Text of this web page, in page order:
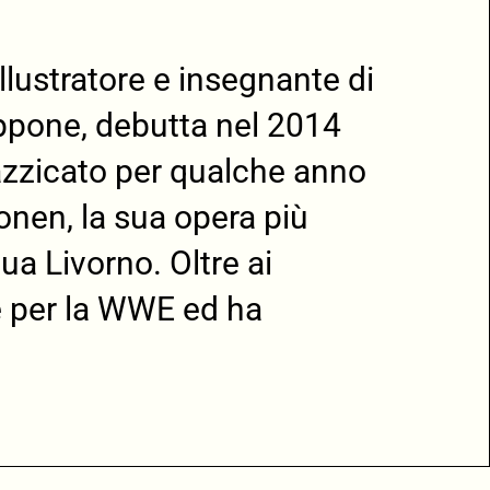
e insegnante di
debutta nel 2014
per qualche anno
la sua opera più
Livorno. Oltre ai
la WWE ed ha